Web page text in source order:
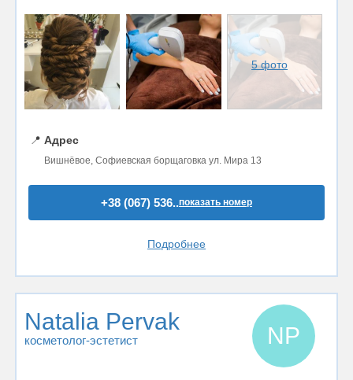
5 фото
📍 Адрес
Вишнёвое, Софиевская борщаговка ул. Мира 13
+38 (067) 536..показать номер
Подробнее
Natalia Pervak
косметолог-эстетист NP